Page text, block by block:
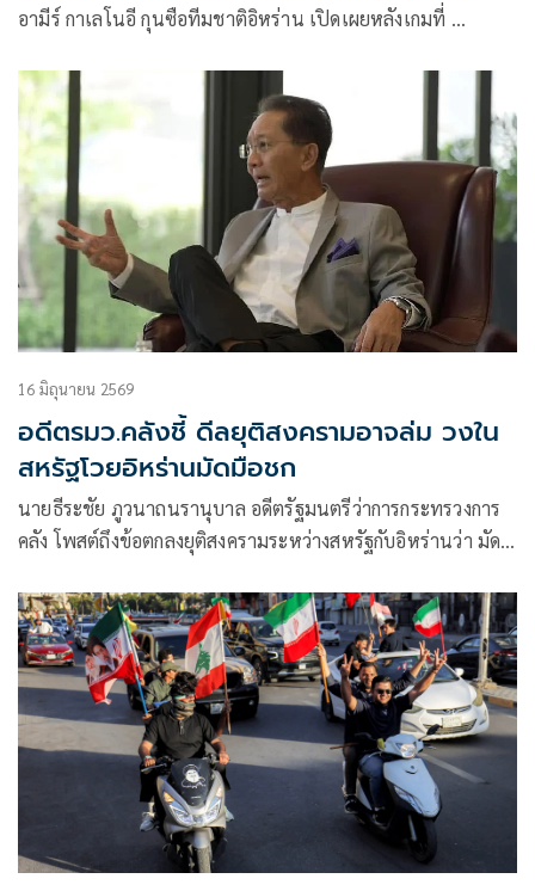
อามีร์ กาเลโนอี กุนซือทีมชาติอิหร่าน เปิดเผยหลังเกมที่ …
16 มิถุนายน 2569
อดีตรมว.คลังชี้ ดีลยุติสงครามอาจล่ม วงใน
สหรัฐโวยอิหร่านมัดมือชก
นายธีระชัย ภูวนาถนรานุบาล อดีตรัฐมนตรีว่าการกระทรวงการ
คลัง โพสต์ถึงข้อตกลงยุติสงครามระหว่างสหรัฐกับอิหร่านว่า มัด